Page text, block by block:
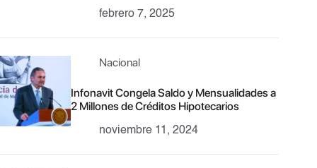
febrero 7, 2025
Nacional
Infonavit Congela Saldo y Mensualidades a
2 Millones de Créditos Hipotecarios
noviembre 11, 2024